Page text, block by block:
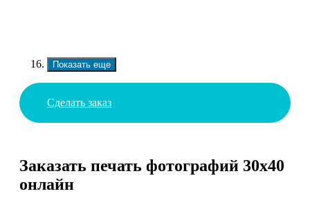
Показать еще
Сделать заказ
Заказать печать фотографий 30х40
онлайн